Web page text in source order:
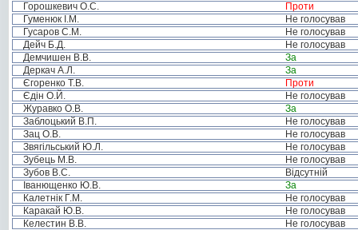
Горошкевич О.С.
Проти
Гуменюк І.М.
Не голосував
Гусаров С.М.
Не голосував
Дейч Б.Д.
Не голосував
Демчишен В.В.
За
Деркач А.Л.
За
Єгоренко Т.В.
Проти
Єдін О.Й.
Не голосував
Журавко О.В.
За
Заблоцький В.П.
Не голосував
Зац О.В.
Не голосував
Звягільський Ю.Л.
Не голосував
Зубець М.В.
Не голосував
Зубов В.С.
Відсутній
Іванющенко Ю.В.
За
Калетнік Г.М.
Не голосував
Каракай Ю.В.
Не голосував
Келестин В.В.
Не голосував